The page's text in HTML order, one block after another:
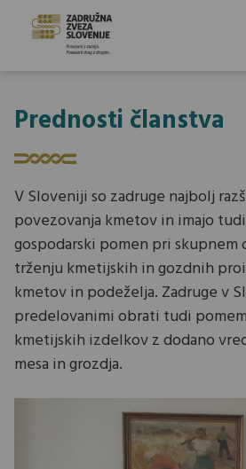
Prednosti članstva
V Sloveniji so zadruge najbolj
povezovanja kmetov in imajo
gospodarski pomen pri skupnem
trženju kmetijskih in gozdnih
kmetov in podeželja. Zadruge v
predelovanimi obrati tudi
kmetijskih izdelkov z dodano
mesa in grozdja.